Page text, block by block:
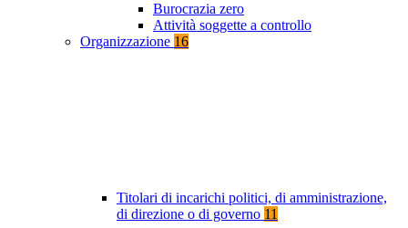
Burocrazia zero
Attività soggette a controllo
Organizzazione 16
Titolari di incarichi politici, di amministrazione,
di direzione o di governo 11